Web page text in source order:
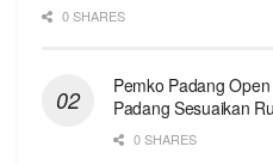
0 SHARES
Pemko Padang
Padang Sesuaikan
0 SHARES